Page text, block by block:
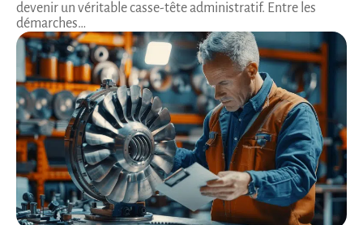
devenir un véritable casse-tête administratif. Entre les
démarches…